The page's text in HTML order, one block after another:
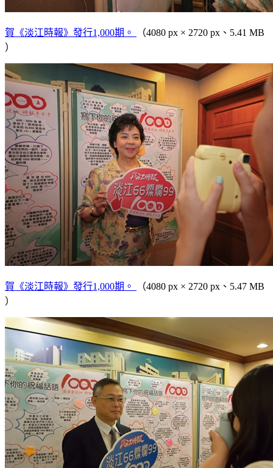
賀《淡江時報》發行1,000期。
（4080 px × 2720 px、5.41 MB
）
賀《淡江時報》發行1,000期。
（4080 px × 2720 px、5.47 MB
）